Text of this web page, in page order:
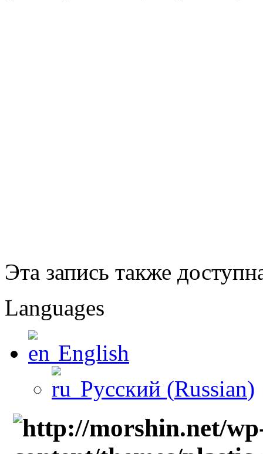
Эта запись также
Languages
English
Русский (Russian)